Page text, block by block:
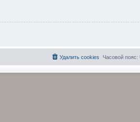
Часовой пояс:
Удалить cookies